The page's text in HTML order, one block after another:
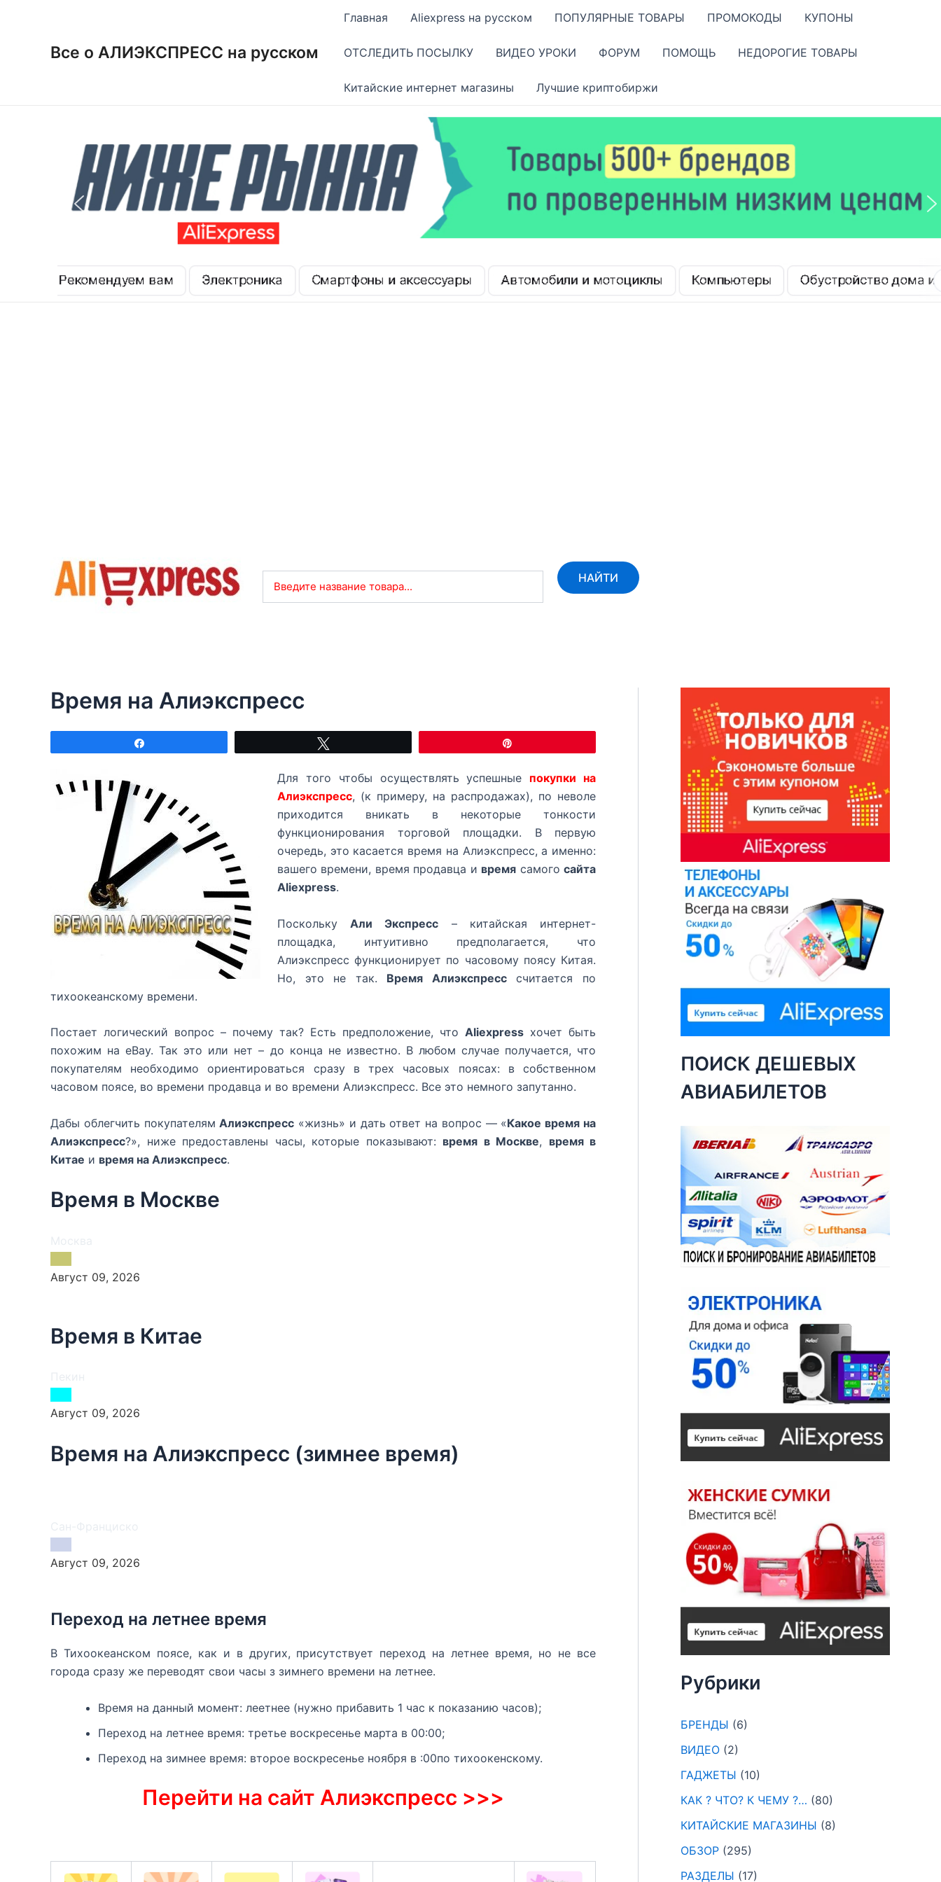
содержимомуВсе о АЛИЭКСПРЕСС на русском
Главная Aliexpress на русском ПОПУЛЯРНЫЕ ТОВАРЫ ПРОМОКОДЫ КУПОНЫ
ОТСЛЕДИТЬ ПОСЫЛКУ ВИДЕО УРОКИ ФОРУМ ПОМОЩЬ НЕДОРОГИЕ ТОВАРЫ
Китайские интернет магазины Лучшие криптобиржи
Введите название товара...
НАЙТИ
Время на Алиэкспресс
Для того чтобы осуществлять успешные покупки на
Алиэкспресс, (к примеру, на распродажах), по неволе
приходится вникать в некоторые тонкости
функционирования торговой площадки. В первую
очередь, это касается время на Алиэкспресс, а именно:
вашего времени, время продавца и время самогосайта
Aliexpress.
ПосколькуАли Экспресс – китайская интернет-
площадка, интуитивно предполагается, что
Алиэкспресс функционирует по часовому поясу Китая.
Но, это не так. Время Алиэкспресссчитается по
тихоокеанскому времени.
Постает логический вопрос – почему так? Есть предположение, что Aliexpress хочет быть
похожим на eBay. Так это или нет – до конца не известно. В любом случае получается, что
покупателям необходимо ориентироваться сразу в трех часовых поясах: в собственном
часовом поясе, во времени продавца и во времени Алиэкспресс. Все это немного запутанно.
Дабы облегчить покупателямАлиэкспресс «жизнь» и дать ответ на вопрос — «Какое время на
Алиэкспресс?», ниже предоставлены часы, которые показывают: время в Москве, время в
Китае и время на Алиэкспресс.
Время в Москве
Август 09, 2026
Время в Китае
Август 09, 2026
Время на Алиэкспресс (зимнее время)
Август 09, 2026
Переход на летнее время
В Тихоокеанском поясе, как и в других, присутствует переход на летнее время, но не все
города сразу же переводят свои часы з зимнего времени на летнее.
Время на данный момент: леетнее (нужно прибавить 1 час к показанию часов);
Переход на летнее время: третье воскресенье марта в 00:00;
Переход на зимнее время: второе воскресенье ноября в :00по тихоокенскому.
Перейти на сайт Алиэкспресс >>>
ПОИСК ДЕШЕВЫХ
АВИАБИЛЕТОВ
Рубрики
БРЕНДЫ (6)
ВИДЕО (2)
ГАДЖЕТЫ (10)
КАК ? ЧТО? К ЧЕМУ ?… (80)
КИТАЙСКИЕ МАГАЗИНЫ (8)
ОБЗОР (295)
РАЗДЕЛЫ (17)